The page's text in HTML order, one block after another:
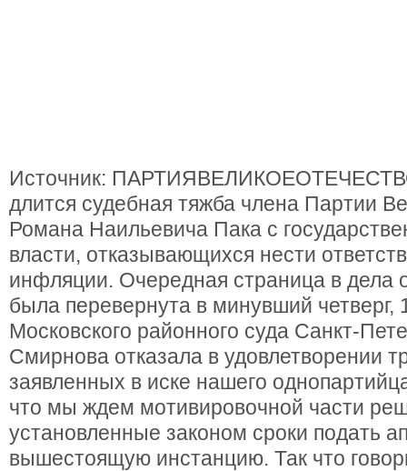
Источник:
длится судебная тяжба члена Партии
Романа Наильевича Пака с
власти, отказывающихся нести
инфляции. Очередная страница в дела
была перевернута в минувший
Московского районного суда Санкт-
Смирнова отказала в удовлетворении
заявленных в иске нашего
что мы ждем мотивировочной части
установленные законом сроки подать
вышестоящую инстанцию. Так что